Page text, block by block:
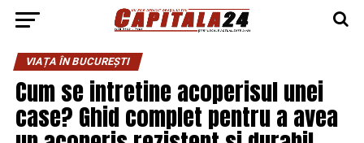
VIAȚA ÎN BUCUREȘTI
Cum se intretine acoperisul unei
case? Ghid complet pentru a avea